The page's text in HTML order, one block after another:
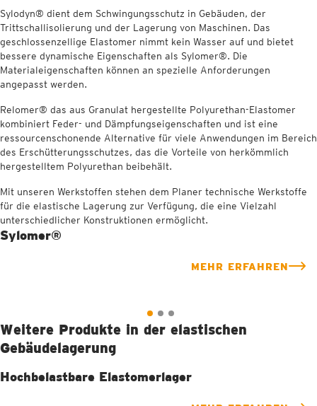
Sylodyn® dient dem Schwingungsschutz in Gebäuden, der
Trittschallisolierung und der Lagerung von Maschinen. Das
geschlossenzellige Elastomer nimmt kein Wasser auf und bietet
bessere dynamische Eigenschaften als Sylomer®. Die
Materialeigenschaften können an spezielle Anforderungen
angepasst werden.
Relomer® das aus Granulat hergestellte Polyurethan-Elastomer
kombiniert Feder- und Dämpfungseigenschaften und ist eine
ressourcenschonende Alternative für viele Anwendungen im Bereich
des Erschütterungsschutzes, das die Vorteile von herkömmlich
hergestelltem Polyurethan beibehält.
Mit unseren Werkstoffen stehen dem Planer technische Werkstoffe
für die elastische Lagerung zur Verfügung, die eine Vielzahl
unterschiedlicher Konstruktionen ermöglicht.
Sylomer®
MEHR ERFAHREN
Weitere Produkte in der elastischen
Gebäudelagerung
Hochbelastbare Elastomerlager